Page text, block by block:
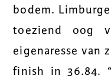
bodem.
toeziend oog
eigenaresse van
finish in 36.84.